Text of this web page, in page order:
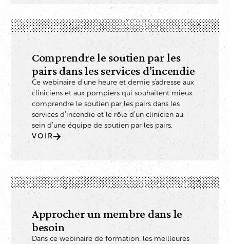
Comprendre le soutien par les
pairs dans les services d’incendie
Ce webinaire d’une heure et demie s’adresse aux
cliniciens et aux pompiers qui souhaitent mieux
comprendre le soutien par les pairs dans les
services d’incendie et le rôle d’un clinicien au
sein d’une équipe de soutien par les pairs.
VOIR
Approcher un membre dans le
besoin
Dans ce webinaire de formation, les meilleures